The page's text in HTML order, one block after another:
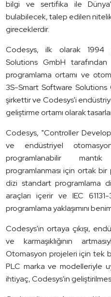
bilgi ve sertifika ile
bulabilecek, talep edilen
gireceklerdir.
Codesys, ilk olarak 1994
Solutions GmbH
programlama ortamı ve
3S-Smart Software
şirkettir ve Codesys'i
geliştirme ortamı olarak
Codesys, "Controller
ve endüstriyel
programlanabilir
programlanması için ortak
dizi standart programlama
araçları içerir ve IEC
programlama yaklaşımını
Codesys'in ortaya çıkışı,
ve karmaşıklığının
Otomasyon projeleri için tek
PLC marka ve modelleriyle
ihtiyaç, Codesys'in